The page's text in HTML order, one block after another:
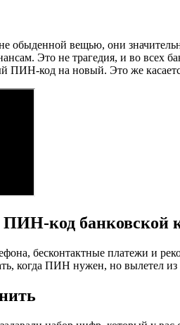
обыденной вещью, они
Это не трагедия, и во всех
ПИН-код на новый. Это же
ПИН-код банковской
бесконтактные платежи и
когда ПИН нужен, но вылетел из